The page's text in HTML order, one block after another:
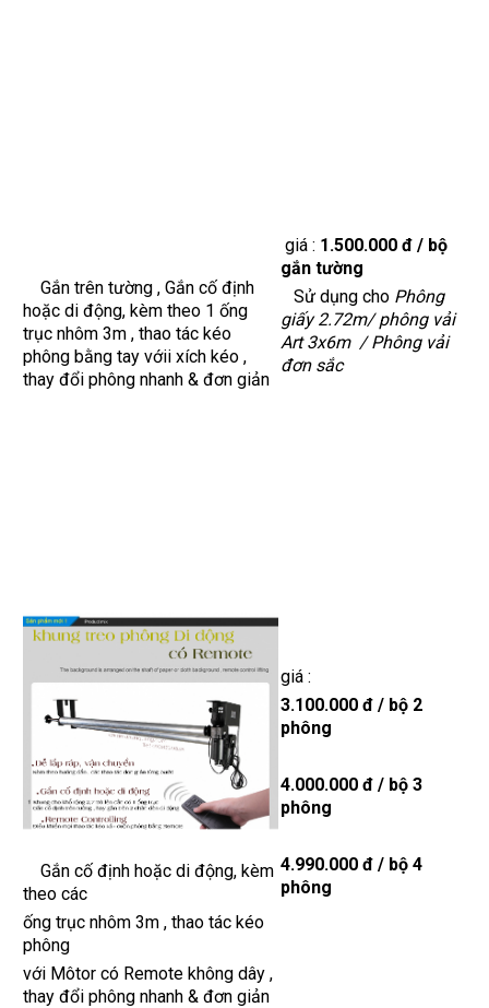
Gắn trên tường , Gắn cố định
hoặc di động, kèm theo 1 ống
trục nhôm 3m , thao tác kéo
phông bằng tay vớii xích kéo ,
thay đổi phông nhanh & đơn giản
giá : 1.500.000 đ / bộ
gắn tường
Sử dụng cho Phông
giấy 2.72m/phông vải
Art 3x6m /Phông vải
đơn sắc
Gắn cố định hoặc di động, kèm
theo các
ống trục nhôm 3m , thao tác kéo
phông
với Môtor có Remote không dây ,
thay đổi phông nhanh & đơn giản
giá :
3.100.000 đ / bộ 2
phông
4.000.000 đ / bộ 3
phông
4.990.000 đ / bộ 4
phông